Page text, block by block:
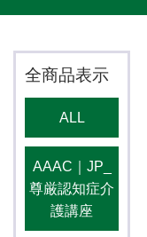
全商品表示
ALL
AAAC｜JP_
尊厳認知症介
護講座